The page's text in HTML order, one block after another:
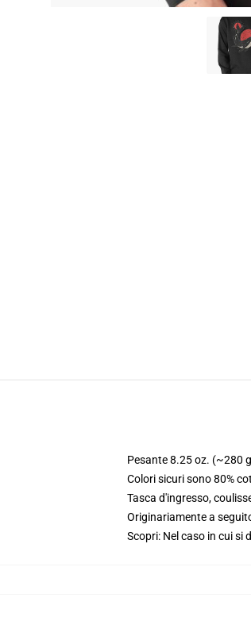
Pesante 8.25 oz. (~280
Colori sicuri sono 80%
Tasca d'ingresso,
Originariamente a
Scopri: Nel caso in cui si